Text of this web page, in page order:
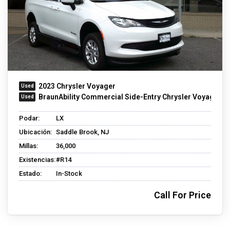
2023 Chrysler Voyager
BraunAbility Commercial Side-Entry Chrysler Voyager
Podar:
LX
Ubicación: Saddle Brook, NJ
Millas:
36,000
Existencias:#R14
Estado:
In-Stock
Call For Price